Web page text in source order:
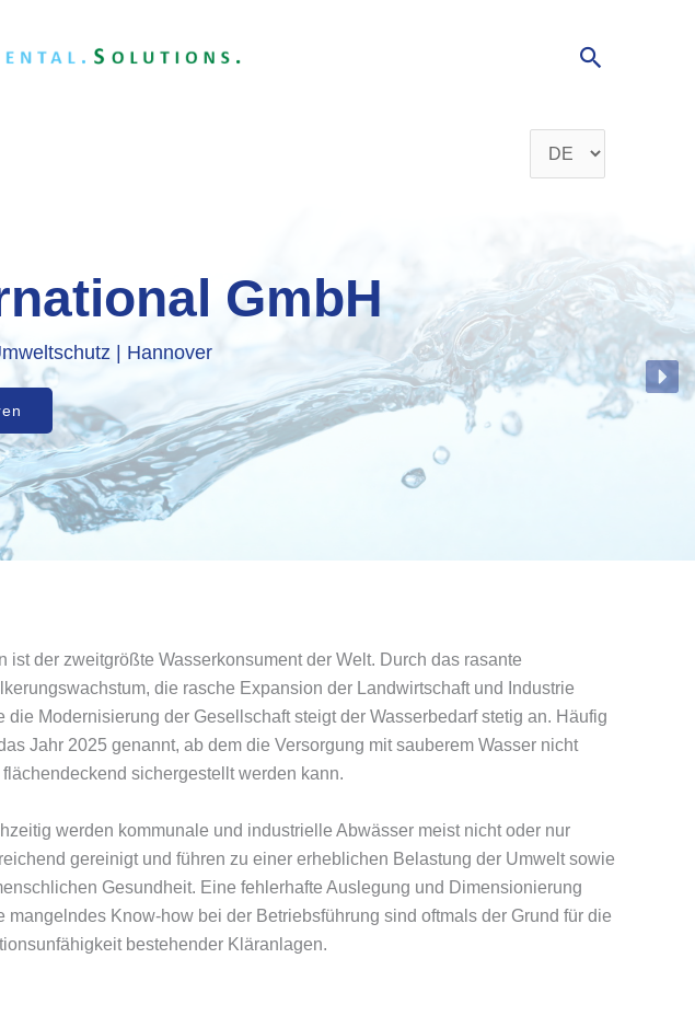
Suchen
GmbH
| Hannover
ist der zweitgrößte Wasserkonsument der Welt. Durch das rasante
die rasche Expansion der Landwirtschaft und Industrie
die Modernisierung der Gesellschaft steigt der Wasserbedarf stetig an. Häufig
Jahr 2025 genannt, ab dem die Versorgung mit sauberem Wasser nicht
flächendeckend sichergestellt werden kann.
werden kommunale und industrielle Abwässer meist nicht oder nur
gereinigt und führen zu einer erheblichen Belastung der Umwelt sowie
Gesundheit. Eine fehlerhafte Auslegung und Dimensionierung
mangelndes Know-how bei der Betriebsführung sind oftmals der Grund für die
bestehender Kläranlagen.